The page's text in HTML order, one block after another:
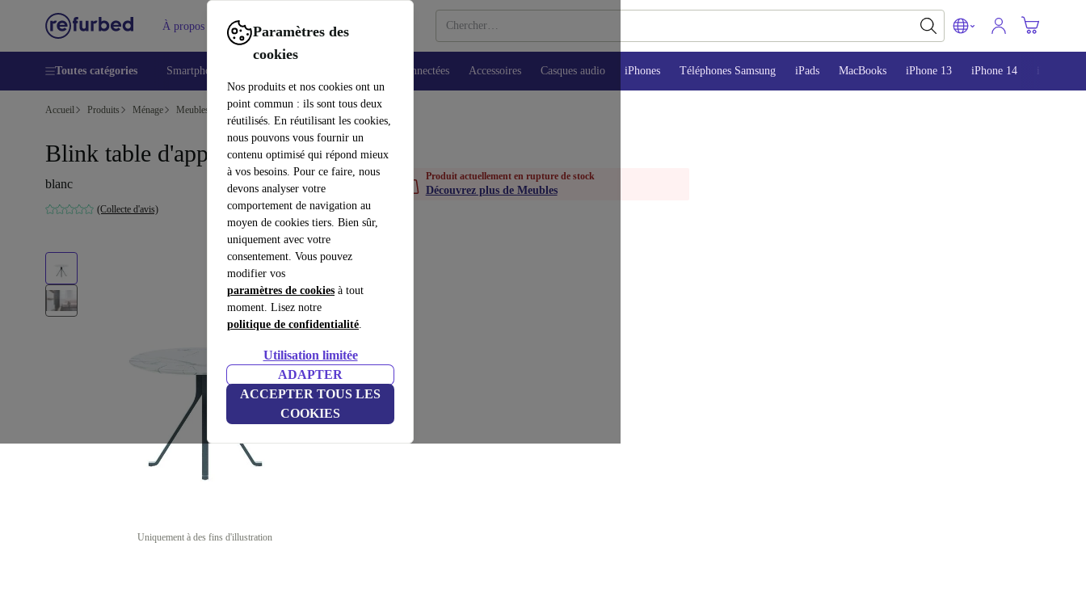
Paramètres des
cookies
Nos produits et nos cookies ont un
point commun : ils sont tous deux
réutilisés. En réutilisant les cookies,
nous pouvons vous fournir un
contenu optimisé qui répond mieux
à vos besoins. Pour ce faire, nous
devons analyser votre
comportement de navigation au
moyen de cookies tiers. Bien sûr,
uniquement avec votre
consentement. Vous pouvez
modifier vos
paramètres de cookies à tout
moment. Lisez notre
politique de confidentialité.
Utilisation limitée
ADAPTER
ACCEPTER TOUS LES
COOKIES
À propos Aide
Toutes catégories Smartphones Montres connectées Accessoires Casques audio iPhones Téléphones Samsung iPads MacBooks iPhone 13 iPhone 14 iPhone 15
Accueil Produits Ménage Meubles
Blink table d'appoint Ø60cm
blanc
(Collecte d'avis)
Uniquement à des fins d'illustration
Produit actuellement en rupture de stock
Découvrez plus de Meubles